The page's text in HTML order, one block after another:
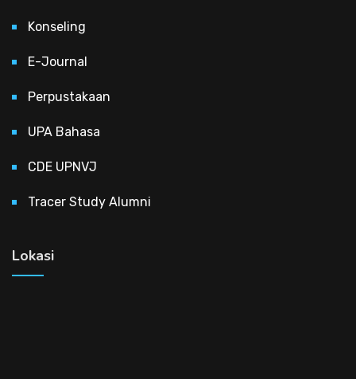
Konseling
E-Journal
Perpustakaan
UPA Bahasa
CDE UPNVJ
Tracer Study Alumni
Lokasi